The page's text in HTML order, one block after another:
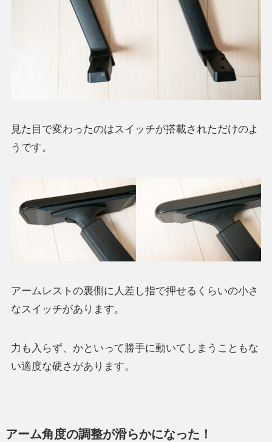
見た目で変わったのはスイッチが搭載されただけのよ
うです。
アームレストの裏側に人差し指で押せるくらいの小さ
なスイッチがあります。
力も入らず、かといって勝手に動いてしまうこともな
い適度な硬さがあります。
アーム角度の調整が滑らかになった！